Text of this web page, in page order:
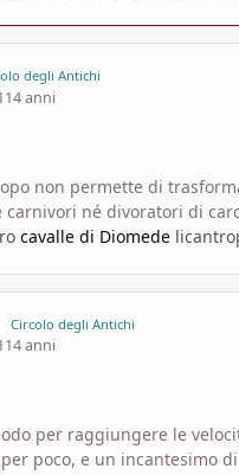
degli Antichi
14 anni
non permette di
carnivori né divoratori di
cavalle di Diomede
Circolo degli Antichi
14 anni
per raggiungere le
poco, e un incantesimo